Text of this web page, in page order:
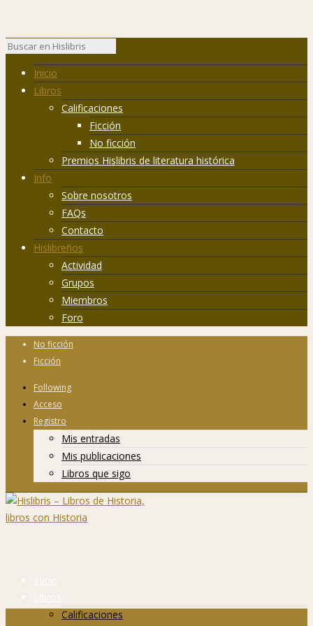
Inicio
Libros
Calificaciones
Ficción
No ficción
Premios Hislibris de literatura histórica
Info
Sobre nosotros
FAQs
Contacto
Hislibreños
Actividad
Grupos
Miembros
Foro
No ficción
Ficción
Following
Acceso
Registro
Mis entradas
Mis publicaciones
Libros que sigo
Inicio
Libros
Calificaciones